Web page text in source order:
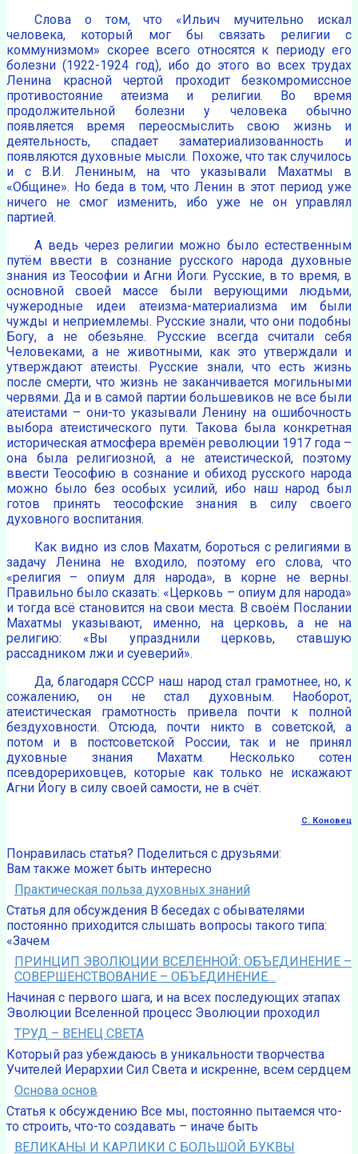
Слова о том, что «Ильич мучительно искал
человека, который мог бы связать религии с
коммунизмом» скорее всего относятся к периоду его
болезни (1922-1924 год), ибо до этого во всех трудах
Ленина красной чертой проходит безкомромиссное
противостояние атеизма и религии. Во время
продолжительной болезни у человека обычно
появляется время переосмыслить свою жизнь и
деятельность, спадает заматериализованность и
появляются духовные мысли. Похоже, что так случилось
и с В.И. Лениным, на что указывали Махатмы в
«Общине». Но беда в том, что Ленин в этот период уже
ничего не смог изменить, ибо уже не он управлял
партией.
А ведь через религии можно было естественным
путём ввести в сознание русского народа духовные
знания из Теософии и Агни Йоги. Русские, в то время, в
основной своей массе были верующими людьми,
чужеродные идеи атеизма-материализма им были
чужды и неприемлемы. Русские знали, что они подобны
Богу, а не обезьяне. Русские всегда считали себя
Человеками, а не животными, как это утверждали и
утверждают атеисты. Русские знали, что есть жизнь
после смерти, что жизнь не заканчивается могильными
червями. Да и в самой партии большевиков не все были
атеистами – они-то указывали Ленину на ошибочность
выбора атеистического пути. Такова была конкретная
историческая атмосфера времён революции 1917 года –
она была религиозной, а не атеистической, поэтому
ввести Теософию в сознание и обиход русского народа
можно было без особых усилий, ибо наш народ был
готов принять теософские знания в силу своего
духовного воспитания.
Как видно из слов Махатм, бороться с религиями в
задачу Ленина не входило, поэтому его слова, что
«религия – опиум для народа», в корне не верны.
Правильно было сказать: «Церковь – опиум для народа»
и тогда всё становится на свои места. В своём Послании
Махатмы указывают, именно, на церковь, а не на
религию: «Вы упразднили церковь, ставшую
рассадником лжи и суеверий».
Да, благодаря СССР наш народ стал грамотнее, но, к
сожалению, он не стал духовным. Наоборот,
атеистическая грамотность привела почти к полной
бездуховности. Отсюда, почти никто в советской, а
потом и в постсоветской России, так и не принял
духовные знания Махатм. Несколько сотен
псевдорериховцев, которые как только не искажают
Агни Йогу в силу своей самости, не в счёт.
С. Коновец
Понравилась статья? Поделиться с друзьями:
Вам также может быть интересно
Практическая польза духовных знаний
Статья для обсуждения В беседах с обывателями
постоянно приходится слышать вопросы такого типа:
«Зачем
ПРИНЦИП ЭВОЛЮЦИИ ВСЕЛЕННОЙ: ОБЪЕДИНЕНИЕ –
СОВЕРШЕНСТВОВАНИЕ – ОБЪЕДИНЕНИЕ…
Начиная с первого шага, и на всех последующих этапах
Эволюции Вселенной процесс Эволюции проходил
ТРУД – ВЕНЕЦ СВЕТА
Который раз убеждаюсь в уникальности творчества
Учителей Иерархии Сил Света и искренне, всем сердцем
Основа основ
Статья к обсуждению Все мы, постоянно пытаемся что-
то строить, что-то создавать – иначе быть
ВЕЛИКАНЫ И КАРЛИКИ С БОЛЬШОЙ БУКВЫ